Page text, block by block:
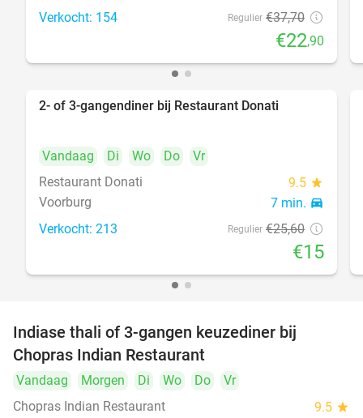
Verkocht: 154 Regulier €37,70
€22,90
2- of 3-gangendiner bij Restaurant Donati
Vandaag Di Wo Do
Vr
Restaurant Donati
9.5 star
Voorburg 7 min. directions_car
Verkocht: 213 Regulier €25,60
€15
Indiase thali of 3-gangen keuzediner bij
Chopras Indian Restaurant
Vandaag Morgen Di Wo Do
Vr
Chopras Indian Restaurant
9.5 star